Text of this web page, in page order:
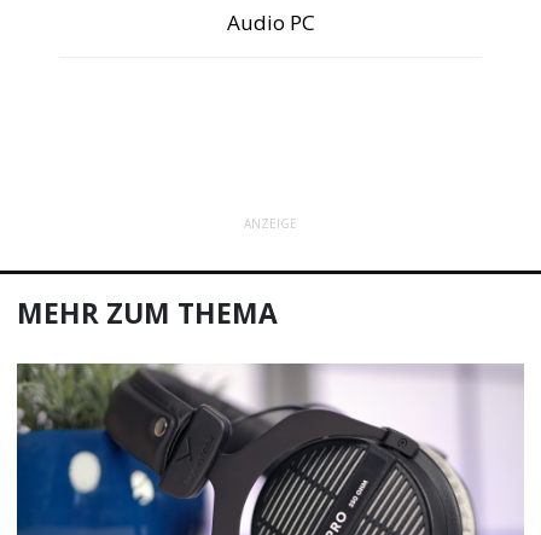
Audio PC
ANZEIGE
MEHR ZUM THEMA